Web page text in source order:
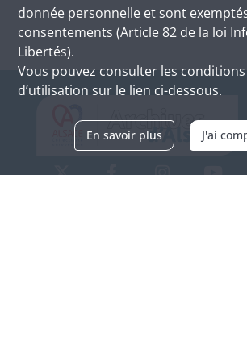
donnée personnelle et sont
consentements (Article 82 de la loi
Libertés).
Vous pouvez consulter les
d’utilisation sur le lien ci-dessous.
En savoir plus J'ai